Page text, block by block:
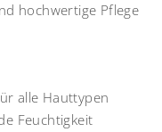
hochwertige Pflege
alle Hauttypen
Feuchtigkeit